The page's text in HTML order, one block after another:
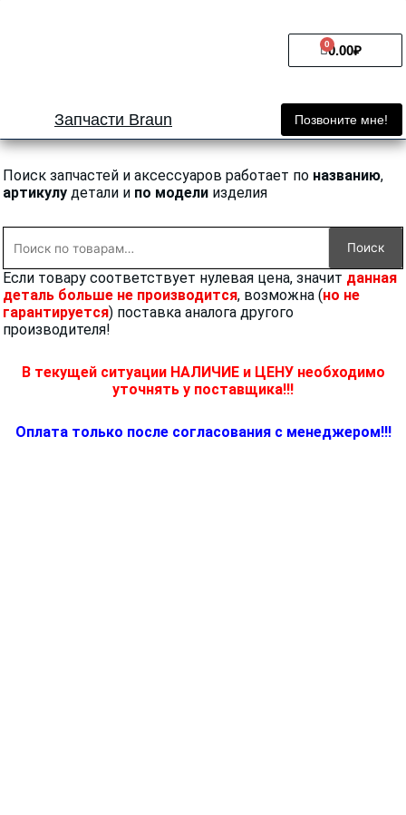
0.00₽
0
Cart
Запчасти Braun Позвоните мне!
Поиск запчастей и аксессуаров работает по названию,
артикулу детали и по модели изделия
Поиск
Если товару соответствует нулевая цена, значит данная
деталь больше не производится, возможна (но не
гарантируется) поставка аналога другого
производителя!
В текущей ситуации НАЛИЧИЕ и ЦЕНУ необходимо
уточнять у поставщика!!!
Оплата только после согласования с менеджером!!!